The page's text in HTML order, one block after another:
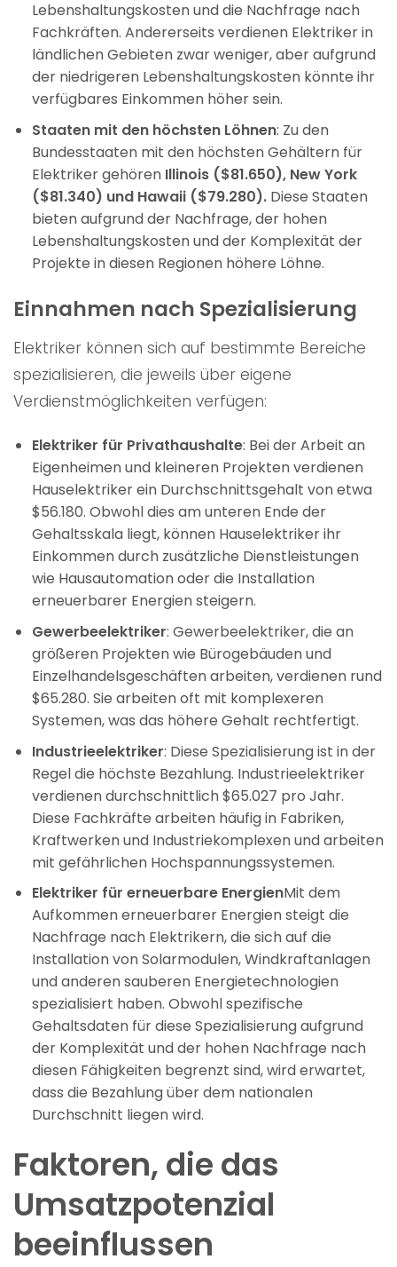
Lebenshaltungskosten und die Nachfrage nach
Fachkräften. Andererseits verdienen Elektriker in
ländlichen Gebieten zwar weniger, aber aufgrund
der niedrigeren Lebenshaltungskosten könnte ihr
verfügbares Einkommen höher sein.
Staaten mit den höchsten Löhnen: Zu den
Bundesstaaten mit den höchsten Gehältern für
Elektriker gehören Illinois ($81.650), New York
($81.340) und Hawaii ($79.280).Diese Staaten
bieten aufgrund der Nachfrage, der hohen
Lebenshaltungskosten und der Komplexität der
Projekte in diesen Regionen höhere Löhne.
Einnahmen nach Spezialisierung
Elektriker können sich auf bestimmte Bereiche
spezialisieren, die jeweils über eigene
Verdienstmöglichkeiten verfügen:
Elektriker für Privathaushalte: Bei der Arbeit an
Eigenheimen und kleineren Projekten verdienen
Hauselektriker ein Durchschnittsgehalt von etwa
$56.180. Obwohl dies am unteren Ende der
Gehaltsskala liegt, können Hauselektriker ihr
Einkommen durch zusätzliche Dienstleistungen
wie Hausautomation oder die Installation
erneuerbarer Energien steigern.
Gewerbeelektriker: Gewerbeelektriker, die an
größeren Projekten wie Bürogebäuden und
Einzelhandelsgeschäften arbeiten, verdienen rund
$65.280. Sie arbeiten oft mit komplexeren
Systemen, was das höhere Gehalt rechtfertigt.
Industrieelektriker: Diese Spezialisierung ist in der
Regel die höchste Bezahlung. Industrieelektriker
verdienen durchschnittlich $65.027 pro Jahr.
Diese Fachkräfte arbeiten häufig in Fabriken,
Kraftwerken und Industriekomplexen und arbeiten
mit gefährlichen Hochspannungssystemen.
Elektriker für erneuerbare EnergienMit dem
Aufkommen erneuerbarer Energien steigt die
Nachfrage nach Elektrikern, die sich auf die
Installation von Solarmodulen, Windkraftanlagen
und anderen sauberen Energietechnologien
spezialisiert haben. Obwohl spezifische
Gehaltsdaten für diese Spezialisierung aufgrund
der Komplexität und der hohen Nachfrage nach
diesen Fähigkeiten begrenzt sind, wird erwartet,
dass die Bezahlung über dem nationalen
Durchschnitt liegen wird.
Faktoren, die das
Umsatzpotenzial
beeinflussen